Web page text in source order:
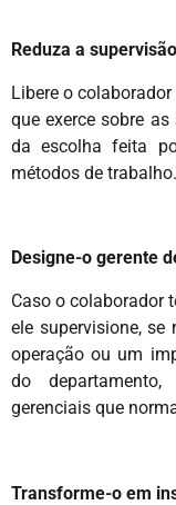
Reduza a supervisão
Libere o
que exerce sobre
da escolha feita
métodos de trabalho.
Designe-o gerente
Caso o colaborador
ele supervisione, se
operação ou um
do
gerenciais que
Transforme-o em